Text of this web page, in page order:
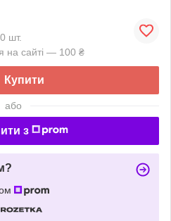
шт.
на сайті — 100 ₴
Купити
або
з